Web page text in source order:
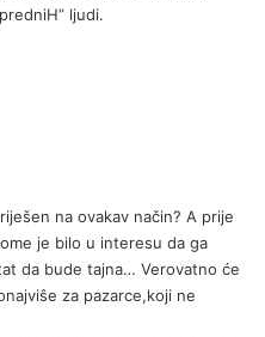
ljudi.
na ovakav način? A prije
je bilo u interesu da ga
da bude tajna… Verovatno će
za pazarce,koji ne